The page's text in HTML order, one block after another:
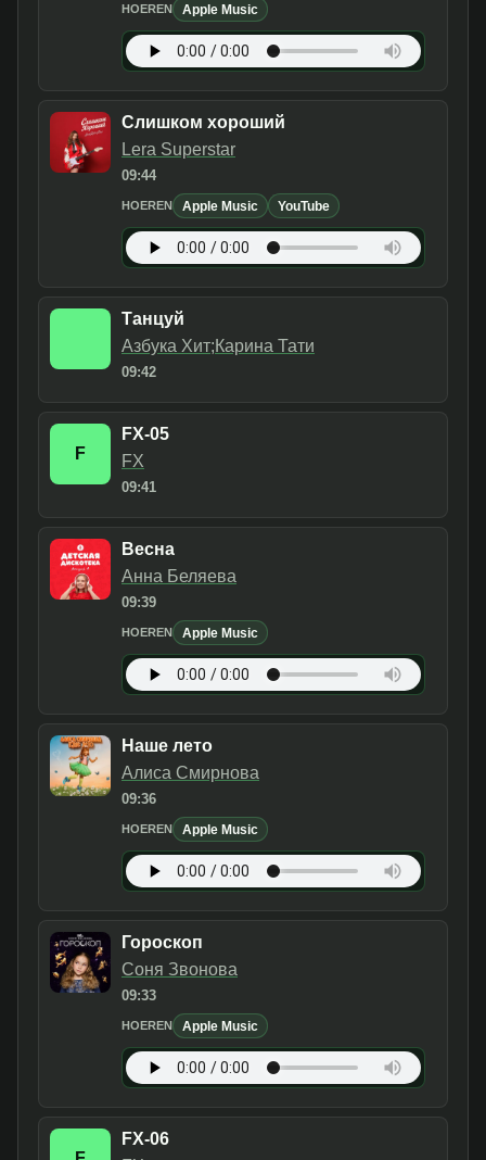
HOEREN Apple Music
Слишком хороший
Lera Superstar
09:44
HOEREN Apple Music YouTube
Танцуй
Азбука Хит;Карина Тати
09:42
F
FX-05
FX
09:41
Весна
Анна Беляева
09:39
HOEREN Apple Music
Наше лето
Алиса Смирнова
09:36
HOEREN Apple Music
Гороскоп
Соня Звонова
09:33
HOEREN Apple Music
FX-06